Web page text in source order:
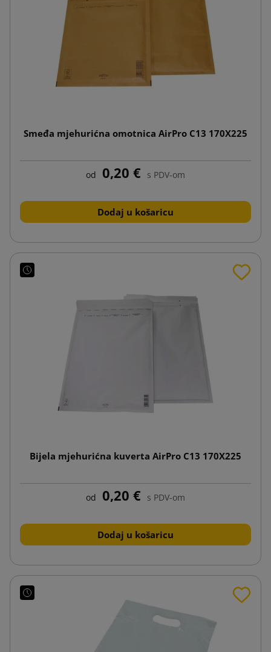
Smeđa mjehurićna omotnica AirPro C13 170X225
od 0,20 € s PDV-om
Dodaj u košaricu
Bijela mjehurićna kuverta AirPro C13 170X225
od 0,20 € s PDV-om
Dodaj u košaricu